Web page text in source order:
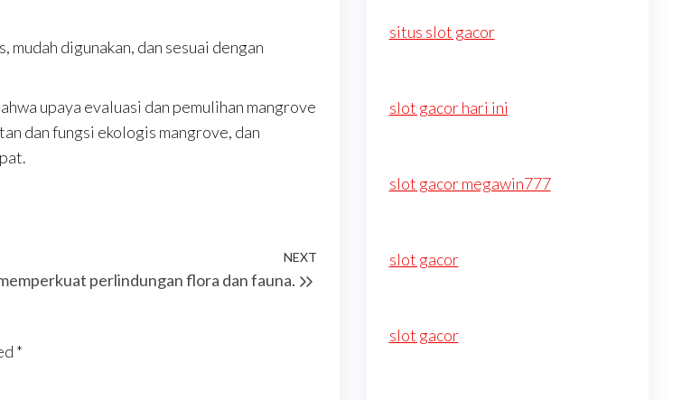
digunakan, dan sesuai dengan
upaya evaluasi dan pemulihan mangrove
dan fungsi ekologis mangrove, dan
Next
NEXT
perlindungan flora dan fauna.
*
situs slot gacor
slot gacor hari ini
slot gacor megawin777
slot gacor
slot gacor